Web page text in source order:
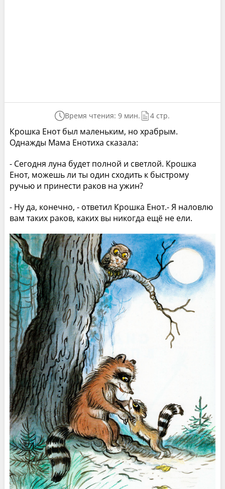
Время чтения: 9 мин. 4 стр.
Крошка Енот был маленьким, но храбрым.
Однажды Мама Енотиха сказала:
- Сегодня луна будет полной и светлой. Крошка
Енот, можешь ли ты один сходить к быстрому
ручью и принести раков на ужин?
- Ну да, конечно, - ответил Крошка Енот.- Я наловлю
вам таких раков, каких вы никогда ещё не ели.